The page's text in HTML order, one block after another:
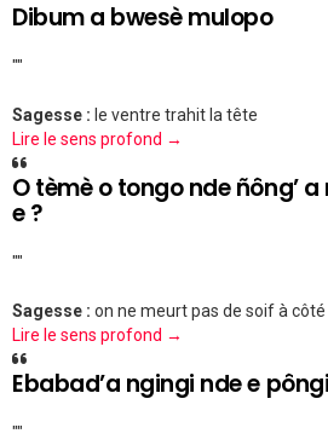
Dibum a bwesè mulopo
""
Sagesse : le ventre trahit la tête
Lire le sens profond →
O tèmè o tongo nde ñông’
e ?
""
Sagesse : on ne meurt pas de soif à
Lire le sens profond →
Ebabad’a ngingi nde e
""